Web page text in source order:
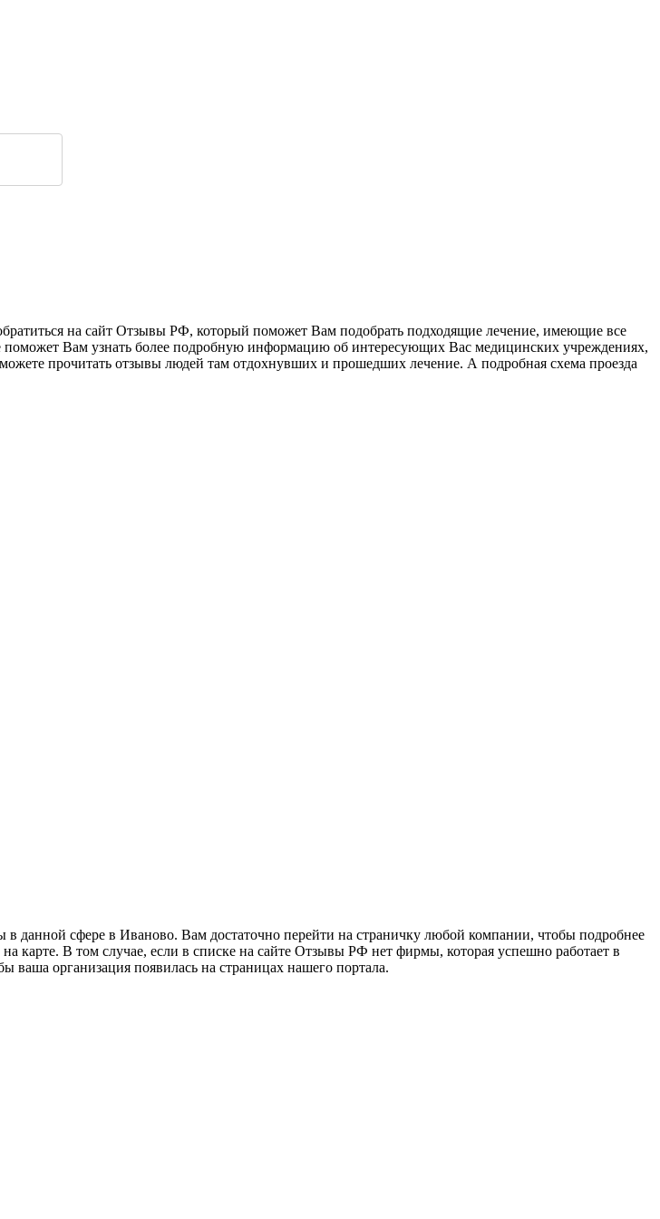
на сайт Отзывы РФ, который поможет Вам подобрать подходящие лечение, имеющие все
поможет Вам узнать более подробную информацию об интересующих Вас медицинских учреждениях,
прочитать отзывы людей там отдохнувших и прошедших лечение. А подробная схема проезда
данной сфере в Иваново. Вам достаточно перейти на страничку любой компании, чтобы подробнее
карте. В том случае, если в списке на сайте Отзывы РФ нет фирмы, которая успешно работает в
ваша организация появилась на страницах нашего портала.